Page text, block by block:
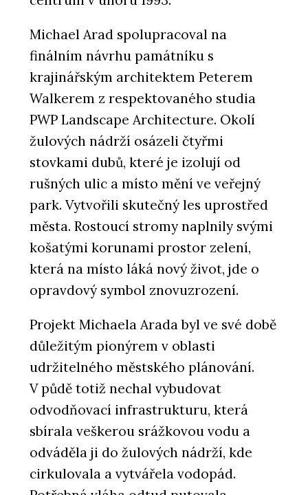
Michael Arad spolupracoval na
finálním návrhu památníku s
krajinářským architektem Peterem
Walkerem z respektovaného studia
PWP Landscape Architecture. Okolí
žulových nádrží osázeli čtyřmi
stovkami dubů, které je izolují od
rušných ulic a místo mění ve veřejný
park. Vytvořili skutečný les uprostřed
města. Rostoucí stromy naplnily svými
košatými korunami prostor zelení,
která na místo láká nový život, jde o
opravdový symbol znovuzrození.
Projekt Michaela Arada byl ve své době
důležitým pionýrem v oblasti
udržitelného městského plánování.
V půdě totiž nechal vybudovat
odvodňovací infrastrukturu, která
sbírala veškerou srážkovou vodu a
odváděla ji do žulových nádrží, kde
cirkulovala a vytvářela vodopád.